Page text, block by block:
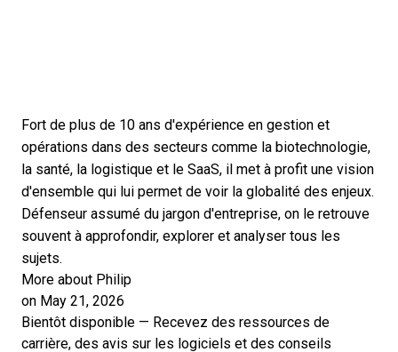
Fort de plus de 10 ans d'expérience en gestion et
opérations dans des secteurs comme la biotechnologie,
la santé, la logistique et le SaaS, il met à profit une vision
d'ensemble qui lui permet de voir la globalité des enjeux.
Défenseur assumé du jargon d'entreprise, on le retrouve
souvent à approfondir, explorer et analyser tous les
sujets.
More about Philip
on May 21, 2026
Bientôt disponible — Recevez des ressources de
carrière, des avis sur les logiciels et des conseils